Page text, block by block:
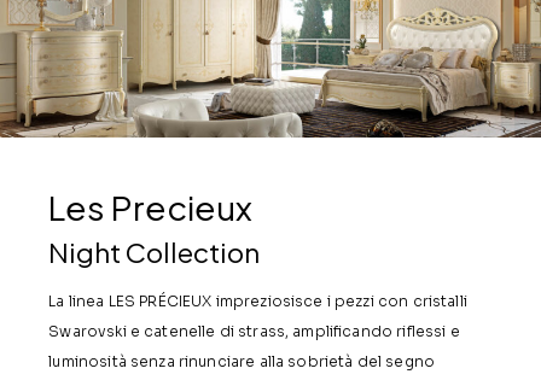
Les Precieux
Night Collection
La linea LES PRÉCIEUX impreziosisce i pezzi con cristalli
Swarovski e catenelle di strass, amplificando riflessi e
luminosità senza rinunciare alla sobrietà del segno